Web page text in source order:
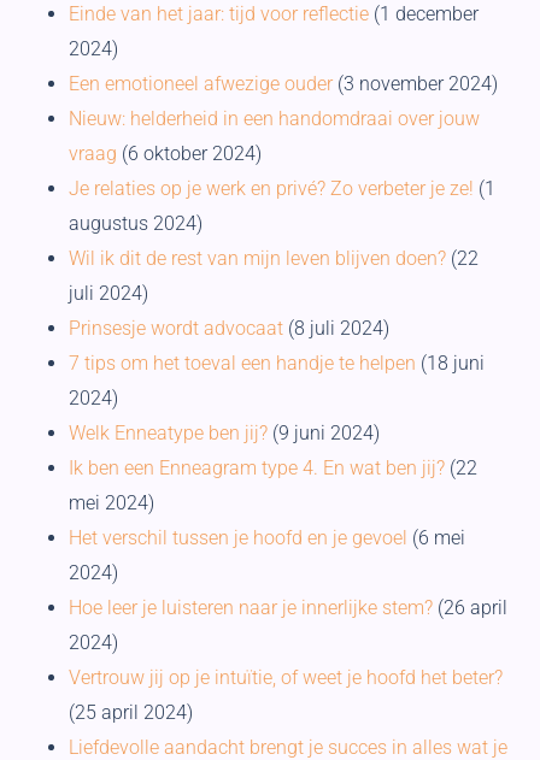
Einde van het jaar: tijd voor reflectie (1 december
2024)
Een emotioneel afwezige ouder (3 november 2024)
Nieuw: helderheid in een handomdraai over jouw
vraag (6 oktober 2024)
Je relaties op je werk en privé? Zo verbeter je ze! (1
augustus 2024)
Wil ik dit de rest van mijn leven blijven doen? (22
juli 2024)
Prinsesje wordt advocaat (8 juli 2024)
7 tips om het toeval een handje te helpen (18 juni
2024)
Welk Enneatype ben jij? (9 juni 2024)
Ik ben een Enneagram type 4. En wat ben jij? (22
mei 2024)
Het verschil tussen je hoofd en je gevoel (6 mei
2024)
Hoe leer je luisteren naar je innerlijke stem? (26 april
2024)
Vertrouw jij op je intuïtie, of weet je hoofd het beter?
(25 april 2024)
Liefdevolle aandacht brengt je succes in alles wat je